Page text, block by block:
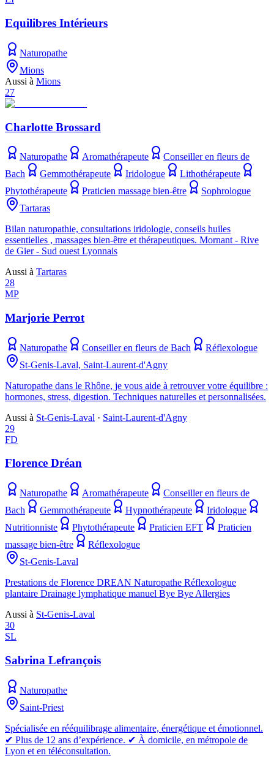
Equilibres Intérieurs
Naturopathe
Mions
Aussi à Mions
27
Charlotte Brossard
Naturopathe Aromathérapeute
Conseiller en fleurs de
Bach
Gemmothérapeute Iridologue
Lithothérapeute
Phytothérapeute
Praticien massage bien-être
Sophrologue
Tartaras
Bilan naturopathie, consultations iridologie, conseils huiles
essentielles , massages bien-être et thérapeutiques. Mornant - Rive
de Gier - Sud ouest Lyonnais
Aussi à Tartaras
28
MP
Marjorie Perrot
Naturopathe Conseiller en fleurs de Bach
Réflexologue
St-Genis-Laval, Saint-Laurent-d'Agny
Naturopathe dans le Rhône, je vous aide à retrouver votre équilibre :
hormones, stress, digestion. Techniques naturelles et personnalisées.
Aussi à St-Genis-Laval · Saint-Laurent-d'Agny
29
FD
Florence Dréan
Naturopathe Aromathérapeute
Conseiller en fleurs de
Bach
Gemmothérapeute Hypnothérapeute
Iridologue
Nutritionniste
Phytothérapeute Praticien EFT
Praticien
massage bien-être
Réflexologue
St-Genis-Laval
Prestations de Florence DREAN Naturopathe Réflexologue
plantaire Drainage lymphatique manuel Bye Bye Allergies
Aussi à St-Genis-Laval
30
SL
Sabrina Lefrançois
Naturopathe
Saint-Priest
Spécialisée en rééquilibrage alimentaire, énergétique et émotionnel.
✔︎ Plus de 12 ans d’expérience. ✔︎ À domicile, en métropole de
Lyon et en téléconsultation.